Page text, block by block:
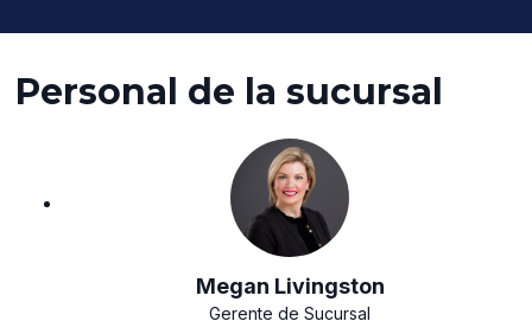
Personal de la sucursal
Megan Livingston
Gerente de Sucursal